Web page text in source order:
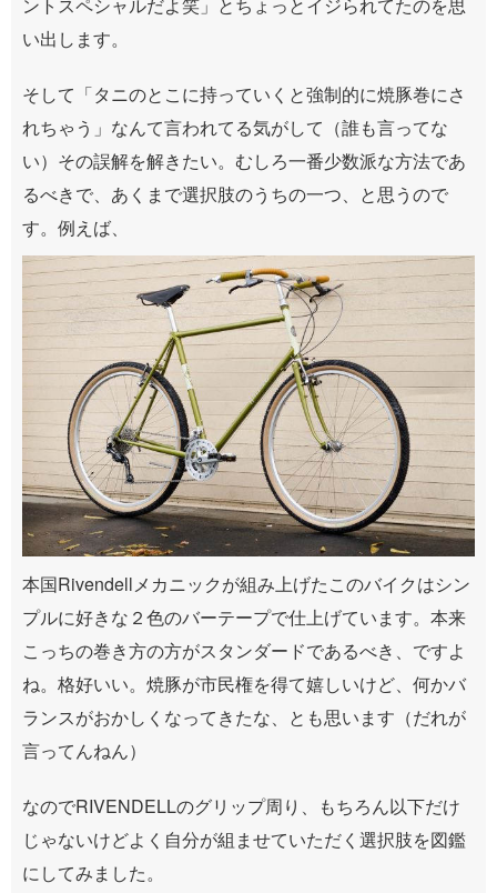
い出します。
そして「タニのとこに持っていくと強制的に焼豚巻にさ
れちゃう」なんて言われてる気がして（誰も言ってな
い）その誤解を解きたい。むしろ一番少数派な方法であ
るべきで、あくまで選択肢のうちの一つ、と思うので
す。例えば、
本国Rivendellメカニックが組み上げたこのバイクはシン
プルに好きな２色のバーテープで仕上げています。本来
こっちの巻き方の方がスタンダードであるべき、ですよ
ね。格好いい。焼豚が市民権を得て嬉しいけど、何かバ
ランスがおかしくなってきたな、とも思います（だれが
言ってんねん）
なのでRIVENDELLのグリップ周り、もちろん以下だけ
じゃないけどよく自分が組ませていただく選択肢を図鑑
にしてみました。